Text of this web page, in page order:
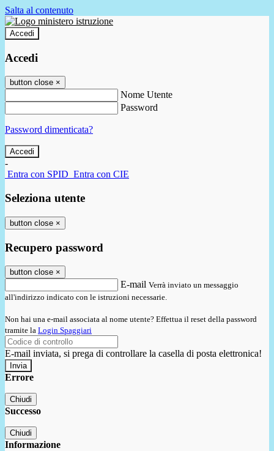
Salta al contenuto
Accedi
Accedi
button close ×
Nome Utente
Password
Password dimenticata?
-
Entra con SPID Entra con CIE
Seleziona utente
button close ×
Recupero password
button close ×
E-mail Verrà inviato un messaggio
all'indirizzo indicato con le istruzioni necessarie.
Non hai una e-mail associata al nome utente? Effettua il reset della password
tramite la Login Spaggiari
E-mail inviata, si prega di controllare la casella di posta elettronica!
Errore
Chiudi
Successo
Chiudi
Informazione